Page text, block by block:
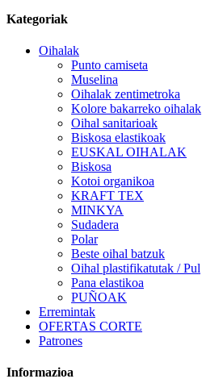
Kategoriak
Oihalak
Punto camiseta
Muselina
Oihalak zentimetroka
Kolore bakarreko oihalak
Oihal sanitarioak
Biskosa elastikoak
EUSKAL OIHALAK
Biskosa
Kotoi organikoa
KRAFT TEX
MINKYA
Sudadera
Polar
Beste oihal batzuk
Oihal plastifikatutak / Pul
Pana elastikoa
PUÑOAK
Erremintak
OFERTAS CORTE
Patrones
Informazioa